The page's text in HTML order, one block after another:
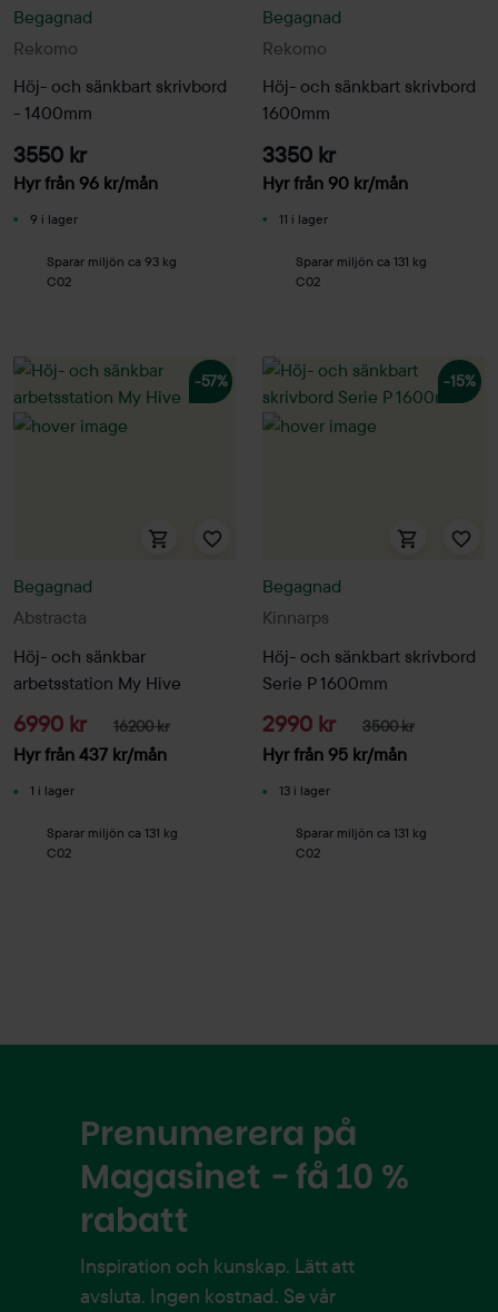
Rekomo
Begagnad
Höj- och sänkbart skrivbord
- 1400mm
3550 kr
Hyr från 96 kr/mån
9 i lager
Sparar miljön ca 93 kg
C02
Rekomo
Begagnad
Höj- och sänkbart skrivbord
1600mm
3350 kr
Hyr från 90 kr/mån
11 i lager
Sparar miljön ca 131 kg
C02
-57%
Abstracta
Begagnad
Höj- och sänkbar
arbetsstation My Hive
6990 kr 16200 kr
Hyr från 437 kr/mån
1 i lager
Sparar miljön ca 131 kg
C02
-15%
Kinnarps
Begagnad
Höj- och sänkbart skrivbord
Serie P 1600mm
2990 kr 3500 kr
Hyr från 95 kr/mån
13 i lager
Sparar miljön ca 131 kg
C02
Prenumerera på
Magasinet - få 10 %
rabatt
Inspiration och kunskap. Lätt att
avsluta. Ingen kostnad. Se vår